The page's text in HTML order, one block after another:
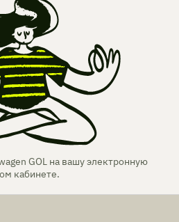
GOL на вашу электронную
кабинете.